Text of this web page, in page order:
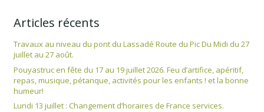
Articles récents
Travaux au niveau du pont du Lassadé Route du Pic Du Midi du 27
juillet au 27 août.
Pouyastruc en fête du 17 au 19 juillet 2026. Feu d’artifice, apéritif,
repas, musique, pétanque, activités pour les enfants ! et la bonne
humeur!
Lundi 13 juillet : Changement d’horaires de France services.